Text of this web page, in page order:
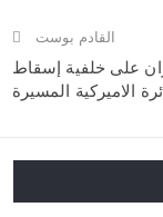
القادم بوست
على خلفية إسقاط
الاميركية المسيرة